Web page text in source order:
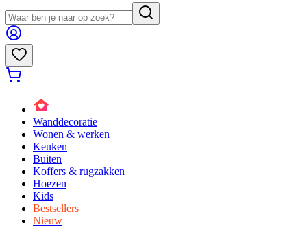
Wanddecoratie
Wonen & werken
Keuken
Buiten
Koffers & rugzakken
Hoezen
Kids
Bestsellers
Nieuw